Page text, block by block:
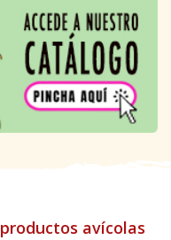
avícolas